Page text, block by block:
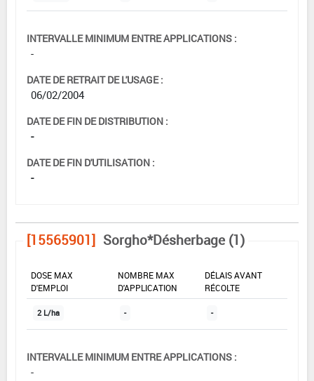
INTERVALLE MINIMUM ENTRE APPLICATIONS :
-
DATE DE RETRAIT DE L'USAGE :
06/02/2004
DATE DE FIN DE DISTRIBUTION :
-
DATE DE FIN D'UTILISATION :
-
[15565901] Sorgho*Désherbage (1)
DOSE MAX
D'EMPLOI
NOMBRE MAX
D'APPLICATION
DÉLAIS AVANT
RÉCOLTE
2 L/ha - -
INTERVALLE MINIMUM ENTRE APPLICATIONS :
-